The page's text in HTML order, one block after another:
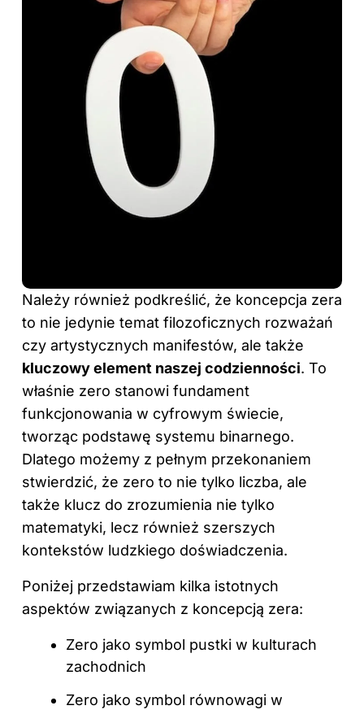
Należy również podkreślić, że koncepcja zera
to nie jedynie temat filozoficznych rozważań
czy artystycznych manifestów, ale także
kluczowy element naszej codzienności. To
właśnie zero stanowi fundament
funkcjonowania w cyfrowym świecie,
tworząc podstawę systemu binarnego.
Dlatego możemy z pełnym przekonaniem
stwierdzić, że zero to nie tylko liczba, ale
także klucz do zrozumienia nie tylko
matematyki, lecz również szerszych
kontekstów ludzkiego doświadczenia.
Poniżej przedstawiam kilka istotnych
aspektów związanych z koncepcją zera:
Zero jako symbol pustki w kulturach
zachodnich
Zero jako symbol równowagi w